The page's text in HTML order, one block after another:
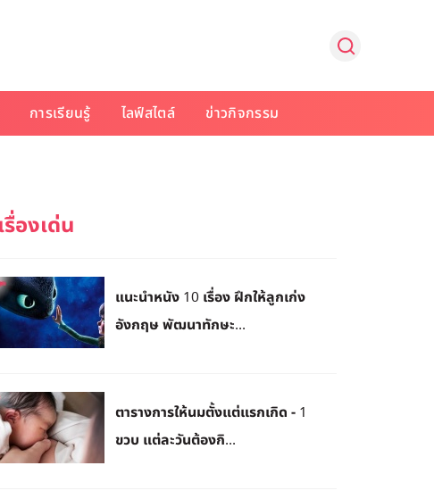
การเรียนรู้ ไลฟ์สไตล์ ข่าวกิจกรรม
แนะนำหนัง 10 เรื่อง ฝึกให้ลูกเก่ง
อังกฤษ พัฒนาทักษะ...
ตารางการให้นมตั้งแต่แรกเกิด - 1
ขวบ แต่ละวันต้องกิ...